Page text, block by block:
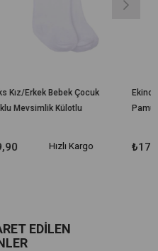
Ekinoks Kız/Erkek Bebek
Pamuklu Mevsimlik Külotlu
₺179,90 Hızlı
EDILEN